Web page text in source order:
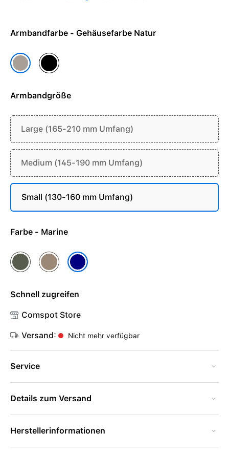
Armbandfarbe - Gehäusefarbe Natur
Gehäusefarbe Natur
Gehäusefarbe Schwarz
Armbandgröße
Large (165-210 mm Umfang)
Medium (145-190 mm Umfang)
Small (130-160 mm Umfang)
Farbe - Marine
Dunkelgrün
Mandel Marine
Schnell zugreifen
Comspot Store
Versand: Nicht mehr verfügbar
Service
Details zum Versand
Herstellerinformationen